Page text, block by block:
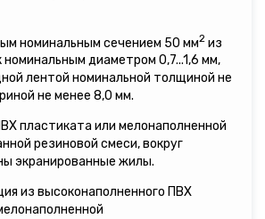
номинальным сечением 50 мм2 из
диаметром 0,7...1,6 мм,
лентой номинальной толщиной не
не менее 8,0 мм.
пластиката или мелонаполненной
резиновой смеси, вокруг
экранированные жилы.
из высоконаполненного ПВХ